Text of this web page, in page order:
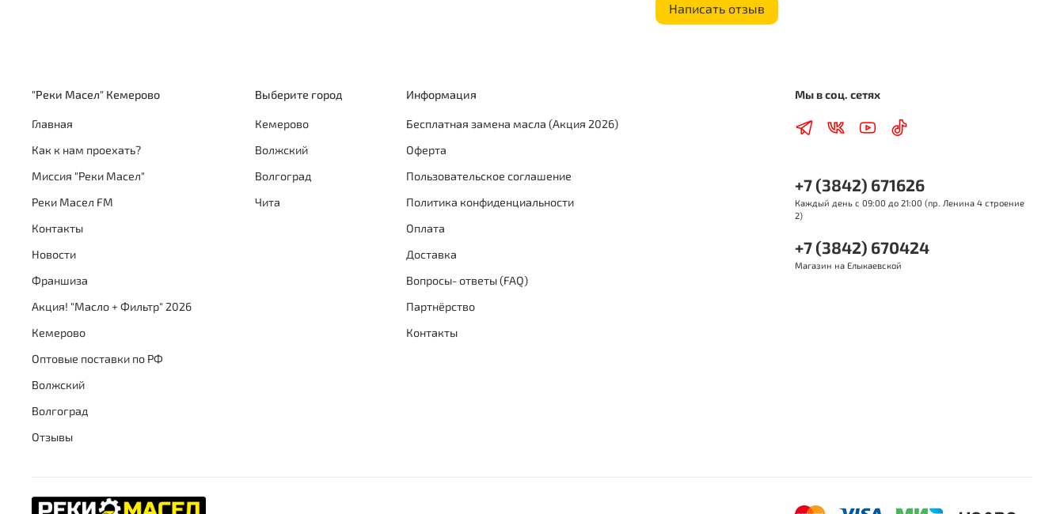
Написать отзыв
"Реки Масел" Кемерово
Главная
Как к нам проехать?
Миссия "Реки Масел"
Реки Масел FM
Контакты
Новости
Франшиза
Акция! "Масло + Фильтр" 2026
Кемерово
Оптовые поставки по РФ
Волжский
Волгоград
Отзывы
Выберите город
Кемерово
Волжский
Волгоград
Чита
Информация
Бесплатная замена масла (Акция 2026)
Оферта
Пользовательское соглашение
Политика конфиденциальности
Оплата
Доставка
Вопросы- ответы (FAQ)
Партнёрство
Контакты
Мы в соц. сетях
+7 (3842) 671626
Каждый день с 09:00 до 21:00 (пр. Ленина 4 строение
2)
+7 (3842) 670424
Магазин на Елыкаевской